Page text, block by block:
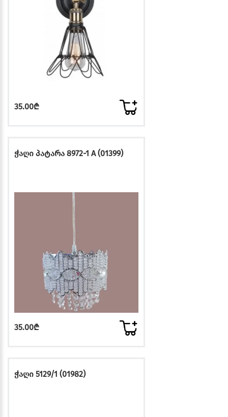
35.00₾
ჭაღი პატარა 8972-1 A (01399)
35.00₾
ჭაღი 5129/1 (01982)